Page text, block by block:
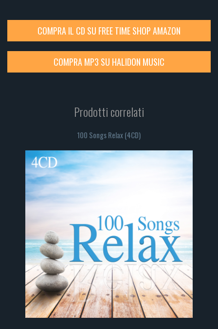
COMPRA IL CD SU FREE TIME SHOP AMAZON
COMPRA MP3 SU HALIDON MUSIC
Prodotti correlati
100 Songs Relax (4CD)